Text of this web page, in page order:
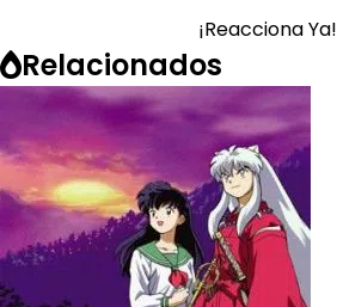
¡Reacciona Ya!
Relacionados